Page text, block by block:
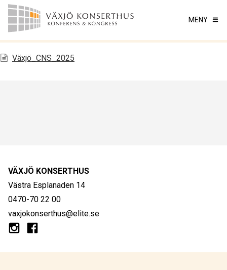
MENY
Växjö_CNS_2025
VÄXJÖ KONSERTHUS
Västra Esplanaden 14
0470-70 22 00
vaxjokonserthus@elite.se